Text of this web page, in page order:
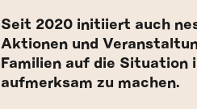
Seit 2020 initiiert auch
Aktionen und
Familien auf die Situation
aufmerksam zu machen.